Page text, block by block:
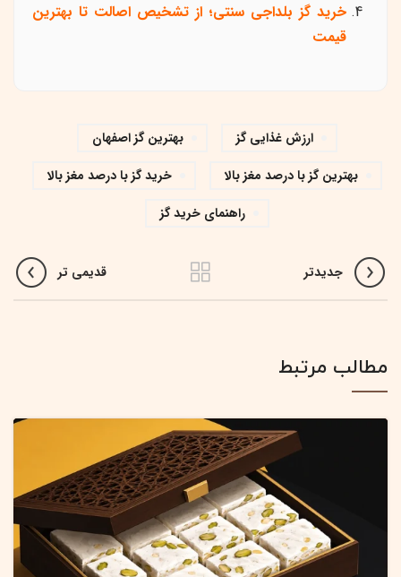
خرید گز بلداجی سنتی؛ از تشخیص اصالت تا بهترین
قیمت
ارزش غذایی گز
بهترین گز اصفهان
بهترین گز با درصد مغز بالا
خرید گز با درصد مغز بالا
راهنمای خرید گز
جدیدتر قدیمی تر
مطالب مرتبط